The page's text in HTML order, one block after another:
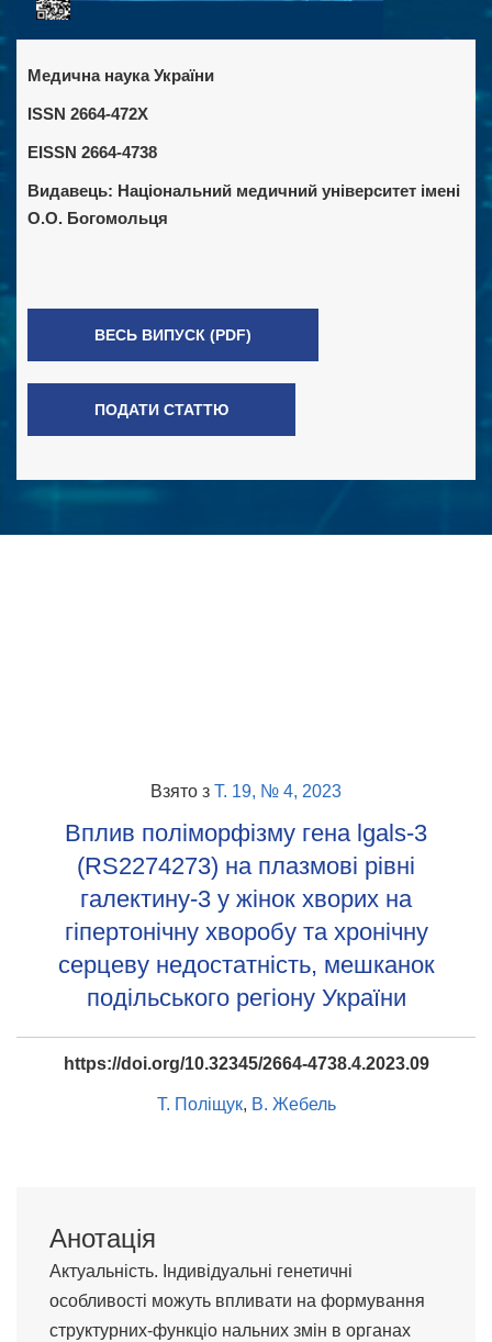
Медична наука України
ISSN 2664-472X
EISSN 2664-4738
Видавець: Національний медичний університет імені
О.О. Богомольця
ВЕСЬ ВИПУСК (PDF)
ПОДАТИ СТАТТЮ
Взято з Т. 19, № 4, 2023
Вплив поліморфізму гена lgals-3
(RS2274273) на плазмові рівні
галектину-3 у жінок хворих на
гіпертонічну хворобу та хронічну
серцеву недостатність, мешканок
подільського регіону України
https://doi.org/10.32345/2664-4738.4.2023.09
Т. Поліщук, В. Жебель
Анотація
Актуальність. Індивідуальні генетичні
особливості можуть впливати на формування
структурних-функціо нальних змін в органах